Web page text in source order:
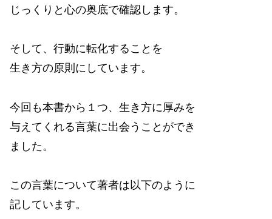
じっくりと心の奥底で確認します。
そして、行動に転化することを
生き方の原則にしています。
今回も本書から１つ、生き方に厚みを
与えてくれる言葉に出会うことができ
ました。
この言葉について著者は以下のように
記しています。